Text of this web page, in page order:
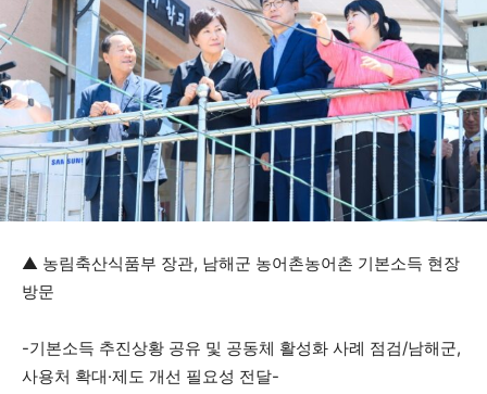
▲ 농림축산식품부 장관, 남해군 농어촌농어촌 기본소득 현장
방문
-기본소득 추진상황 공유 및 공동체 활성화 사례 점검/남해군,
사용처 확대·제도 개선 필요성 전달-